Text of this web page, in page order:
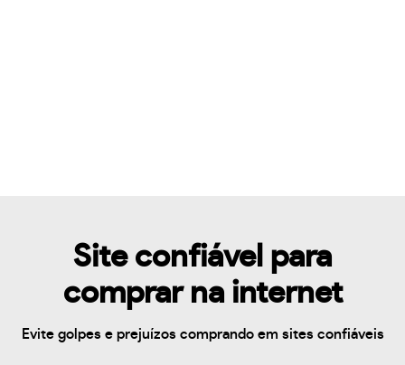
Site confiável para
comprar na internet
Evite golpes e prejuízos comprando em sites confiáveis